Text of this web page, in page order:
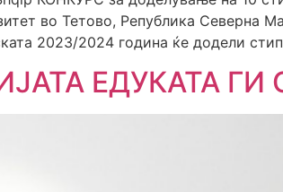
во Тетово, Република Северна
2023/2024 година ќе додели
ЕДУКАТА ГИ